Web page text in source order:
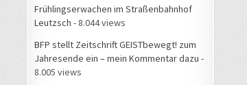
Frühlingserwachen im Straßenbahnhof
Leutzsch - 8.044 views
BFP stellt Zeitschrift GEISTbewegt! zum
Jahresende ein – mein Kommentar dazu -
8.005 views